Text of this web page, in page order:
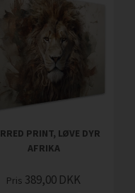
PRINT, LØVE DYR
AFRIKA
Pris 389,00 DKK